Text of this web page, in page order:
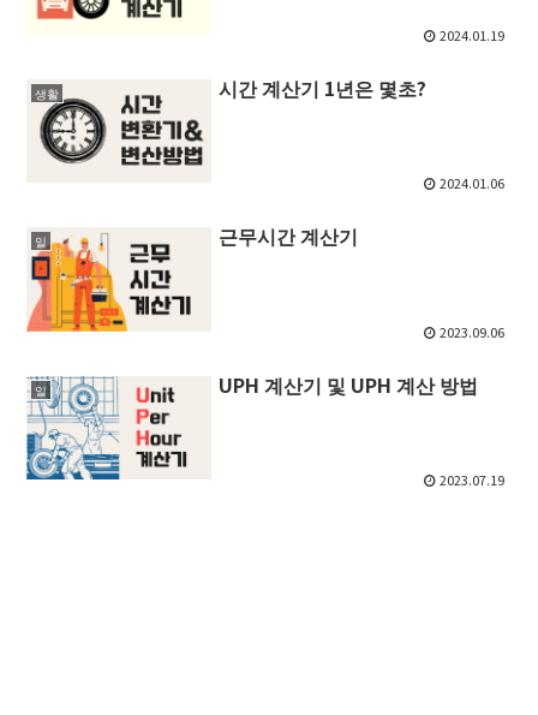
2024.01.19
생활 시간 계산기 1년은 몇초?
2024.01.06
일 근무시간 계산기
2023.09.06
일 UPH 계산기 및 UPH 계산 방법
2023.07.19